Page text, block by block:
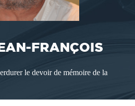
FRANÇOIS
le devoir de mémoire de la